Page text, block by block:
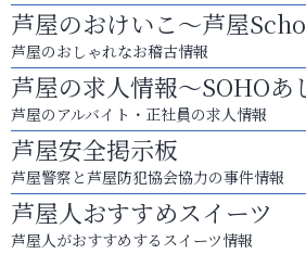
芦屋のおけいこ～芦屋
芦屋のおしゃれなお稽古情報
芦屋の求人情報～SOHOあ
芦屋のアルバイト・正社員の求人情報
芦屋安全掲示板
芦屋警察と芦屋防犯協会協力の事件情報
芦屋人おすすめスイーツ
芦屋人がおすすめするスイーツ情報